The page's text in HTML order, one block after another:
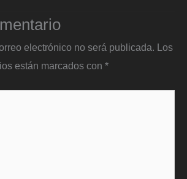
electrónico no será publicada. Los
están marcados con *